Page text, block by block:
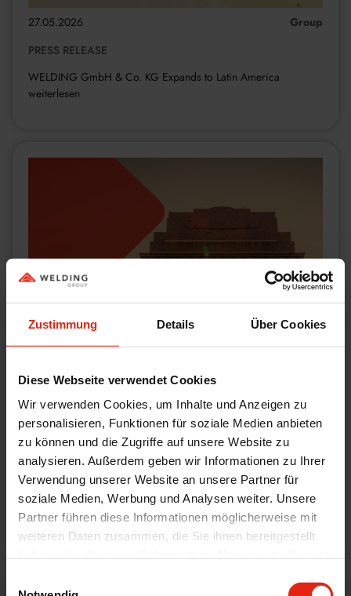
Zustimmung Details Über Cookies
Diese Webseite verwendet Cookies
Wir verwenden Cookies, um Inhalte und Anzeigen zu
personalisieren, Funktionen für soziale Medien anbieten
zu können und die Zugriffe auf unsere Website zu
analysieren. Außerdem geben wir Informationen zu Ihrer
Verwendung unserer Website an unsere Partner für
soziale Medien, Werbung und Analysen weiter. Unsere
Partner führen diese Informationen möglicherweise mit
weiteren Daten zusammen, die Sie ihnen bereitgestellt
27.05.2026 Kategorie:
Group
PRESS RELEASE
WELDING GmbH & Co. KG Expands to Latin America
weiterlesen
20.11.2025 Kategorie:
Group
WELDING GROUP AT CPHI INDIA
Let’s Connectweiterlesen